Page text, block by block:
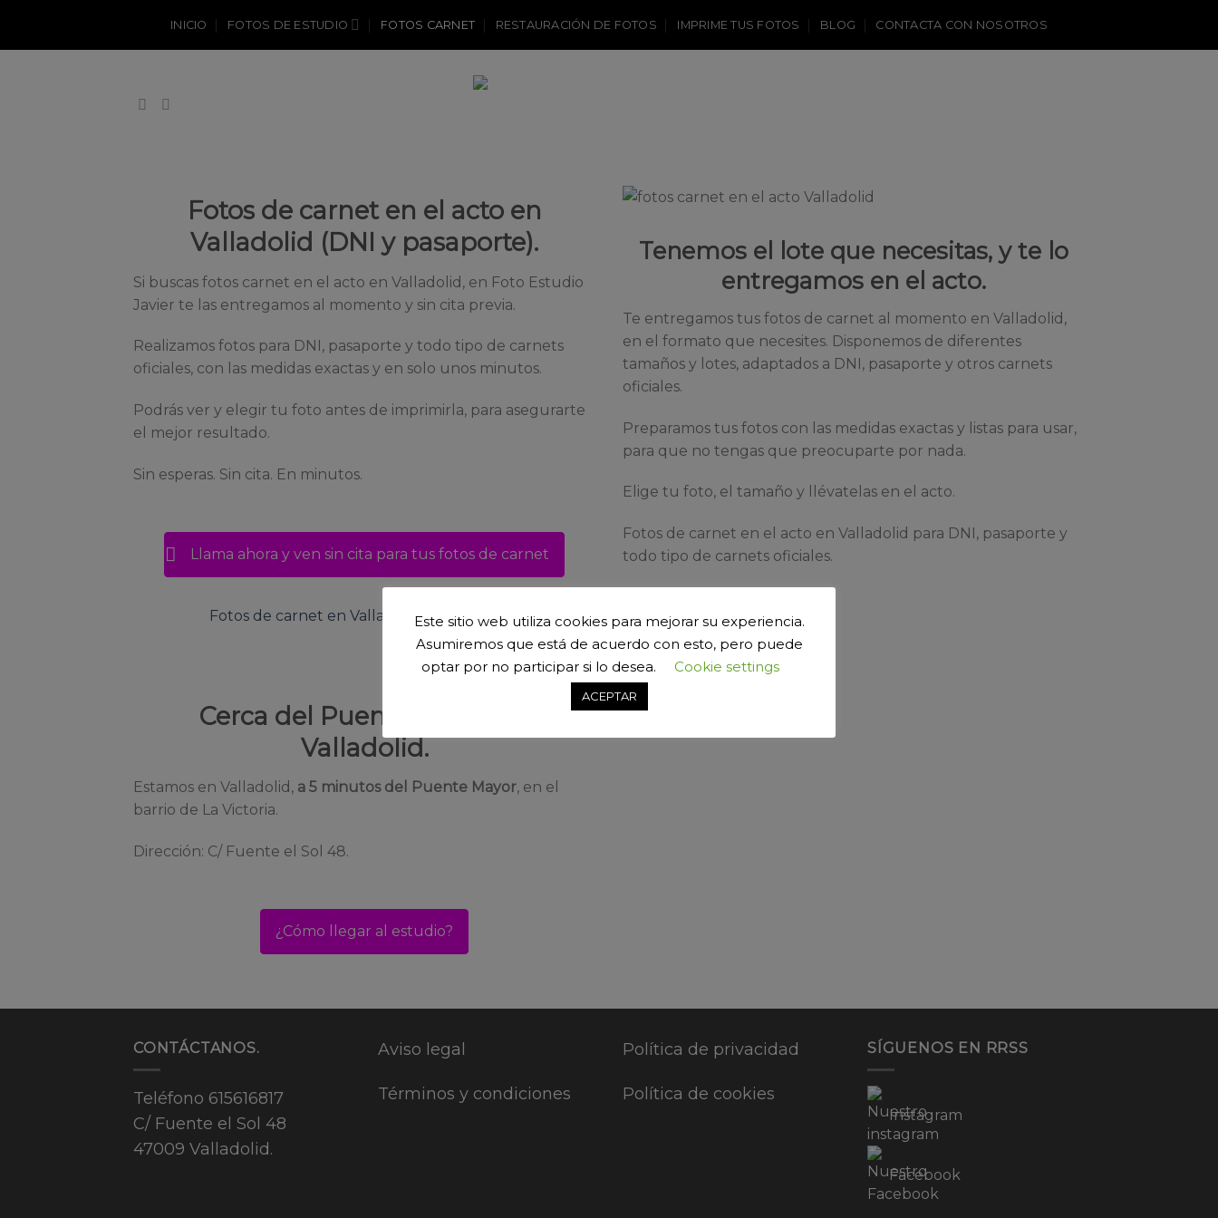
content
INICIO FOTOS DE ESTUDIO FOTOS CARNET RESTAURACIÓN DE FOTOS IMPRIME TUS FOTOS BLOG CONTACTA CON NOSOTROS
Fotos de carnet en el acto en
Valladolid (DNI y pasaporte).
Si buscas fotos carnet en el acto en Valladolid, en Foto Estudio
Javier te las entregamos al momento y sin cita previa.
Realizamos fotos para DNI, pasaporte y todo tipo de carnets
oficiales, con las medidas exactas y en solo unos minutos.
Podrás ver y elegir tu foto antes de imprimirla, para asegurarte
el mejor resultado.
Sin esperas. Sin cita. En minutos.
Llama ahora y ven sin cita para tus fotos de carnet
Fotos de carnet en Valladolid sin cita previa
Cerca del Puente Mayor de
Valladolid.
Estamos en Valladolid, a 5 minutos del Puente Mayor, en el
barrio de La Victoria.
Dirección: C/ Fuente el Sol 48.
¿Cómo llegar al estudio?
Tenemos el lote que necesitas, y te lo
entregamos en el acto.
Te entregamos tus fotos de carnet al momento en Valladolid,
en el formato que necesites. Disponemos de diferentes
tamaños y lotes, adaptados a DNI, pasaporte y otros carnets
oficiales.
Preparamos tus fotos con las medidas exactas y listas para usar,
para que no tengas que preocuparte por nada.
Elige tu foto, el tamaño y llévatelas en el acto.
Fotos de carnet en el acto en Valladolid para DNI, pasaporte y
todo tipo de carnets oficiales.
CONTÁCTANOS.
Teléfono 615616817
C/ Fuente el Sol 48
47009 Valladolid.
Aviso legal
Términos y condiciones
Política de privacidad
Política de cookies
SÍGUENOS EN RRSS
Instagram
Facebook
Este sitio web utiliza cookies para mejorar su experiencia.
Asumiremos que está de acuerdo con esto, pero puede
optar por no participar si lo desea.
Cookie settings
ACEPTAR